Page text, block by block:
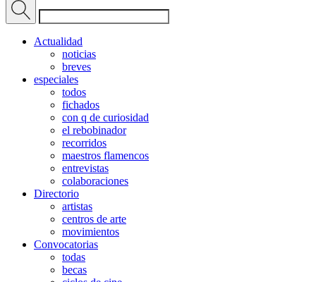
Actualidad
noticias
breves
especiales
todos
fichados
con q de curiosidad
el rebobinador
recorridos
maestros flamencos
entrevistas
colaboraciones
Directorio
artistas
centros de arte
movimientos
Convocatorias
todas
becas